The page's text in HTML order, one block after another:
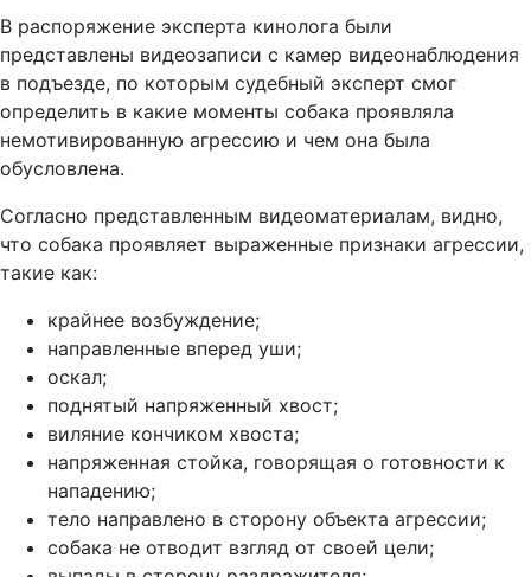
В распоряжение эксперта кинолога были
представлены видеозаписи с камер видеонаблюдения
в подъезде, по которым судебный эксперт смог
определить в какие моменты собака проявляла
немотивированную агрессию и чем она была
обусловлена.
Согласно представленным видеоматериалам, видно,
что собака проявляет выраженные признаки агрессии,
такие как:
крайнее возбуждение;
направленные вперед уши;
оскал;
поднятый напряженный хвост;
виляние кончиком хвоста;
напряженная стойка, говорящая о готовности к
нападению;
тело направлено в сторону объекта агрессии;
собака не отводит взгляд от своей цели;